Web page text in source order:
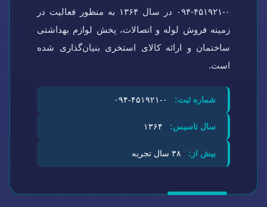
۰-۴۵۱۹۲۱-۰۹۴ در سال ۱۳۶۴ به منظور فعالیت در
زمینه فروش لوله و اتصالات، پخش لوازم بهداشتی
ساختمان و ارائه کالای استخری بنیان‌گذاری شده
است.
شماره ثبت:
سال تاسیس:
بیش از: